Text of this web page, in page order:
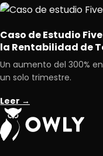
Caso de Estudio
la Rentabilidad de
Un aumento del 300%
un solo trimestre.
Leer →